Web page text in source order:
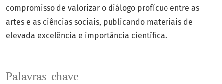
Palavras-chave
compromisso de valorizar o diálogo profícuo entre as
artes e as ciências sociais, publicando materiais de
elevada excelência e importância científica.